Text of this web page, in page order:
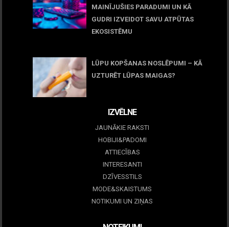
MAINĪJUŠIES PARADUMI UN KĀ
GUDRI IZVEIDOT SAVU ATPŪTAS
EKOSISTĒMU
LŪPU KOPŠANAS NOSLĒPUMI – KĀ
UZTURĒT LŪPAS MAIGAS?
IZVĒLNE
JAUNĀKIE RAKSTI
HOBIJI&PADOMI
ATTIECĪBAS
INTERESANTI
DZĪVESSTILS
MODE&SKAISTUMS
NOTIKUMI UN ZIŅAS